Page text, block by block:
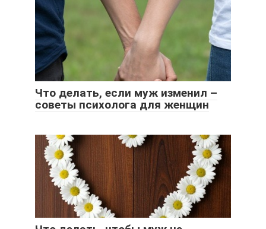
Что делать, если муж изменил –
советы психолога для женщин